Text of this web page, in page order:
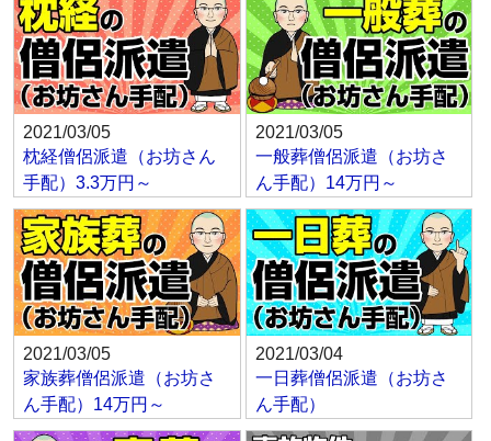
2021/03/05
枕経僧侶派遣（お坊さん
手配）3.3万円～
2021/03/05
一般葬僧侶派遣（お坊さ
ん手配）14万円～
2021/03/05
家族葬僧侶派遣（お坊さ
ん手配）14万円～
2021/03/04
一日葬僧侶派遣（お坊さ
ん手配）